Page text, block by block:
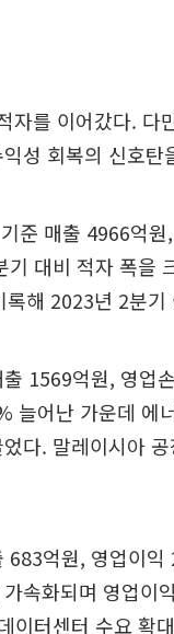
자를 이어갔다.
성 회복의 신호탄
준 매출 4966억
기 대비 적자 폭을
해 2023년 2분
1569억원, 영업
늘어난 가운데 에
다. 말레이시아
683억원, 영업이
속화되며 영업
이터센터 수요 확